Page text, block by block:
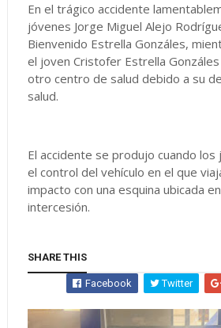
En el trágico accidente
jóvenes Jorge Miguel Alejo
Bienvenido Estrella Gonzáles,
el joven Cristofer Estrella
otro centro de salud debido a su
salud.
El accidente se produjo cuando
el control del vehículo en el que
impacto con una esquina ubicada
intercesión.
SHARE THIS
Facebook Twitter